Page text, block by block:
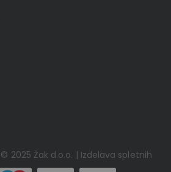
2025 Žak d.o.o. | Izdelava spletnih